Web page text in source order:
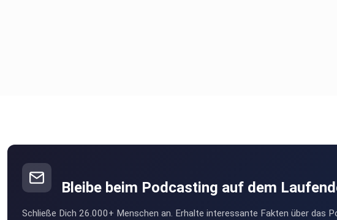
Bleibe beim Podcasting auf dem
Schließe Dich 26.000+ Menschen an. Erhalte interessante Fakten über das